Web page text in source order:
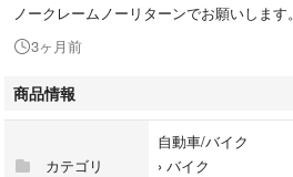
ノークレームノーリターンでお願いします。
3ヶ月前
商品情報
カテゴリ
自動車/バイク
› バイク